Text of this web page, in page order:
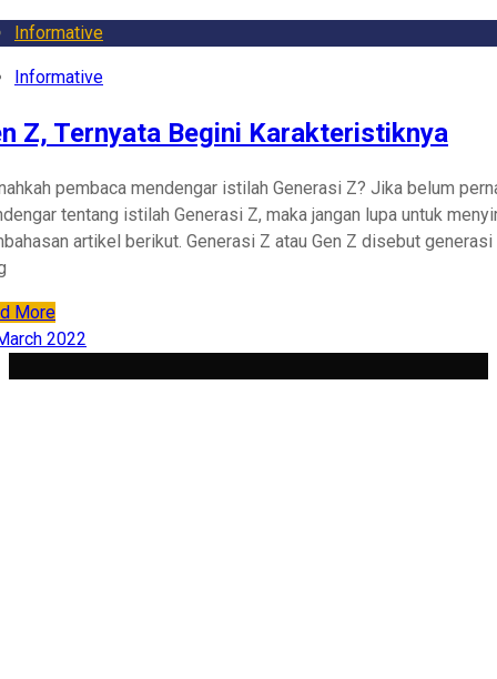
Informative
Informative
Z, Ternyata Begini Karakteristiknya
pembaca mendengar istilah Generasi Z? Jika belum
tentang istilah Generasi Z, maka jangan lupa untuk
artikel berikut. Generasi Z atau Gen Z disebut generasi
More
2022